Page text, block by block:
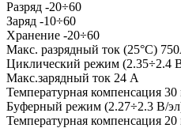
Разряд -20÷60
Заряд -10÷60
Хранение -20÷60
Макс. разрядный ток (25°С)
Циклический режим (2.35÷2.4
Макс.зарядный ток 24 А
Температурная компенсация
Буферный режим (2.27÷2.3 В/
Температурная компенсация